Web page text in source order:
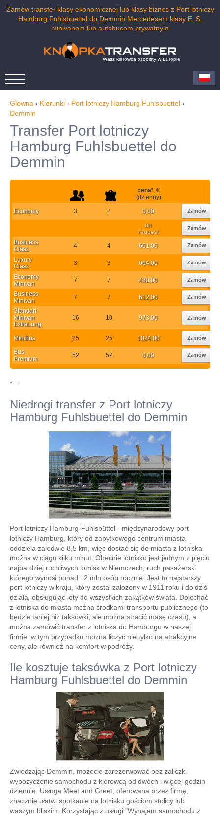
Zamów transfer klasy ekonomicznej lub klasy biznes z Port lotniczy
Hamburg Fuhlsbuettel do Demmin Mercedesem klasy E, S,
minivanem lub autobusem prywatnym
Wasz kierowca osobisty w Europie
Glowna › Kierunki › Port lotniczy Hamburg Fuhlsbuettel ›
Demmin
Transfer Port lotniczy
Hamburg Fuhlsbuettel do
Demmin
cena*, €
(dzienny)
Economy 3 2 0,00 Zamów
on
request
Zamów
Business
Class
4 4 601,00 Zamów
Luxury
Class
3 3 664,00 Zamów
Economy
Minivan
7 7 430,00 Zamów
Business
Minivan
7 7 612,00 Zamów
Standart
Minivan
ExtraLong
16 10 973,00 Zamów
MiniBus 25 25 1024,00 Zamów
Bus
Premium
52 52 0,00 Zamów
* -
Niedrogi transfer z Port lotniczy
Hamburg Fuhlsbuettel do Demmin
Port lotniczy Hamburg-Fuhlsbüttel - międzynarodowy port
lotniczy Hamburg, który od zabytkowego centrum miasta
oddziela zaledwie 8,5 km, więc dostać się do miasta z lotniska
można w ciągu kilku minut. Obecnie lotnisko jest jednym z pięciu
najbardziej ruchliwych lotnisk w Niemczech, ruch pasażerski
którego wynosi ponad 12 mln osób rocznie. Jest to najstarszy
port lotniczy w kraju, który został założony w 1911 roku i do dziś
działa, obsługując loty do wszystkich zakątków świata. Dojechać
z lotniska do miasta można środkami transportu publicznego (to
będzie taniej niż taksówki, ale można stracić masę czasu), a
można zamówić transfer z lotniska do Hamburgu w naszej
firmie: w tym przypadku można liczyć nie tylko na atrakcyjne
ceny, ale również na komfort w podróży.
Ile kosztuje taksówka z Port lotniczy
Hamburg Fuhlsbuettel do Demmin
Zwiedzając Demmin, możecie zarezerwować bez zaliczki
wypożyczenie samochodu z kierowcą od dwóch i więcej godzin
dziennie. Usługa Meet and Greet, oferowana przez firmę,
znacznie ułatwi spotkanie na lotnisku gościom stolicy lub
waszym bliskim. Korzystając z usługi "Wynajem samochodu z